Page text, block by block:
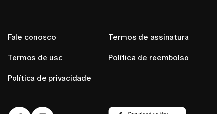
Fale conosco
Termos de uso
Política de privacidade
Termos de assinatura
Política de reembolso